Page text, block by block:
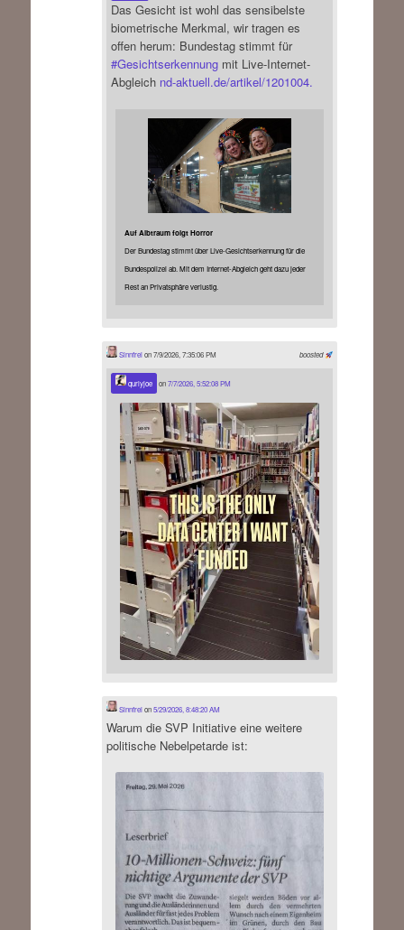
Das Gesicht ist wohl das sensibelste
biometrische Merkmal, wir tragen es
offen herum: Bundestag stimmt für
#Gesichtserkennungmit Live-Internet-
Abgleich nd-aktuell.de/artikel/1201004.
Auf Albtraum folgt Horror
Der Bundestag stimmt über Live-Gesichtserkennung für die
Bundespolizei ab. Mit dem Internet-Abgleich geht dazu jeder
Rest an Privatsphäre verlustig.
boosted
Sinnfreion 7/9/2026, 7:35:06 PM
qurlyjoe on7/7/2026, 5:52:08 PM
Sinnfreion5/29/2026, 8:48:20 AM
Warum die SVP Initiative eine weitere
politische Nebelpetarde ist: